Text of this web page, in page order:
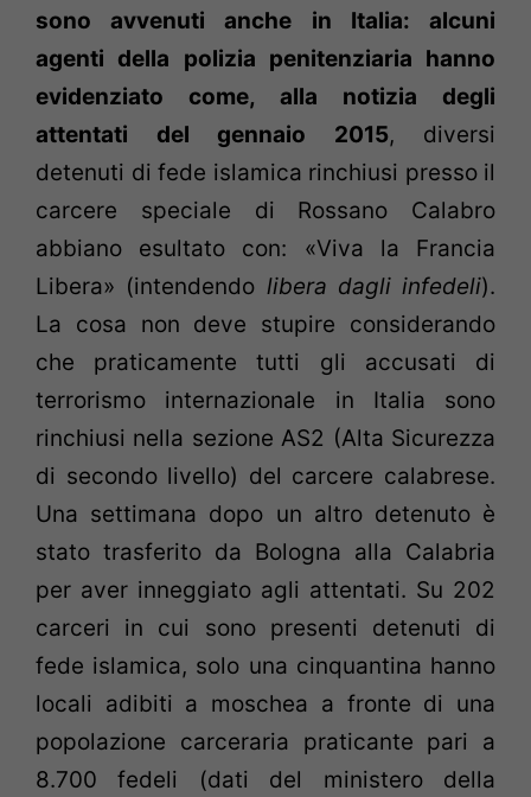
sono avvenuti anche in Italia: alcuni
agenti della polizia penitenziaria hanno
evidenziato come, alla notizia degli
attentati del gennaio 2015, diversi
detenuti di fede islamica rinchiusi presso il
carcere speciale di Rossano Calabro
abbiano esultato con: «Viva la Francia
Libera» (intendendo libera dagli infedeli).
La cosa non deve stupire considerando
che praticamente tutti gli accusati di
terrorismo internazionale in Italia sono
rinchiusi nella sezione AS2 (Alta Sicurezza
di secondo livello) del carcere calabrese.
Una settimana dopo un altro detenuto è
stato trasferito da Bologna alla Calabria
per aver inneggiato agli attentati. Su 202
carceri in cui sono presenti detenuti di
fede islamica, solo una cinquantina hanno
locali adibiti a moschea a fronte di una
popolazione carceraria praticante pari a
8.700 fedeli (dati del ministero della